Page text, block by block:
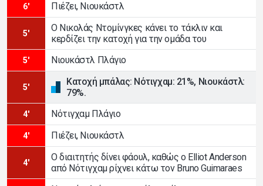
6' Πιέζει, Νιουκάστλ
5'
Ο Νικολάς Ντομίνγκες κάνει το τάκλιν και
κερδίζει την κατοχή για την ομάδα του
5' Νιουκάστλ Πλάγιο
5'
Κατοχή μπάλας: Νότιγχαμ: 21%, Νιουκάστλ:
79%.
4' Νότιγχαμ Πλάγιο
4' Πιέζει, Νιουκάστλ
4'
Ο διαιτητής δίνει φάουλ, καθώς ο Elliot Anderson
από Νότιγχαμ ρίχνει κάτω τον Bruno Guimaraes